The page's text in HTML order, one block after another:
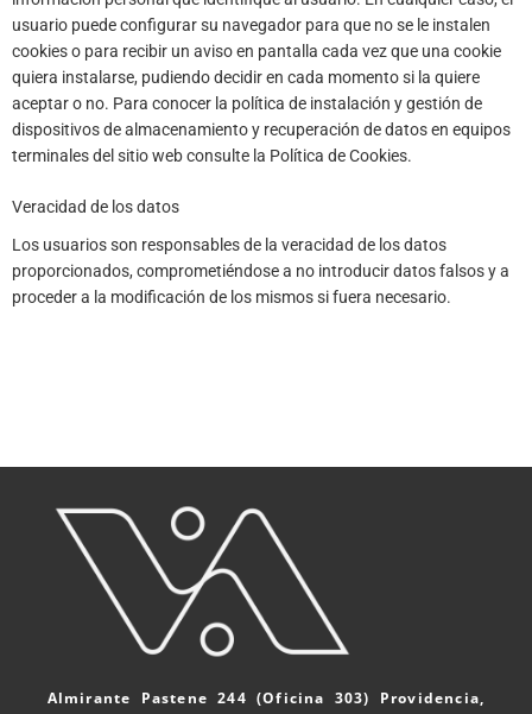
usuario puede configurar su navegador para que no se le instalen
cookies o para recibir un aviso en pantalla cada vez que una cookie
quiera instalarse, pudiendo decidir en cada momento si la quiere
aceptar o no. Para conocer la política de instalación y gestión de
dispositivos de almacenamiento y recuperación de datos en equipos
terminales del sitio web consulte la Política de Cookies.
Veracidad de los datos
Los usuarios son responsables de la veracidad de los datos
proporcionados, comprometiéndose a no introducir datos falsos y a
proceder a la modificación de los mismos si fuera necesario.
Almirante Pastene 244 (Oficina 303) Providencia,